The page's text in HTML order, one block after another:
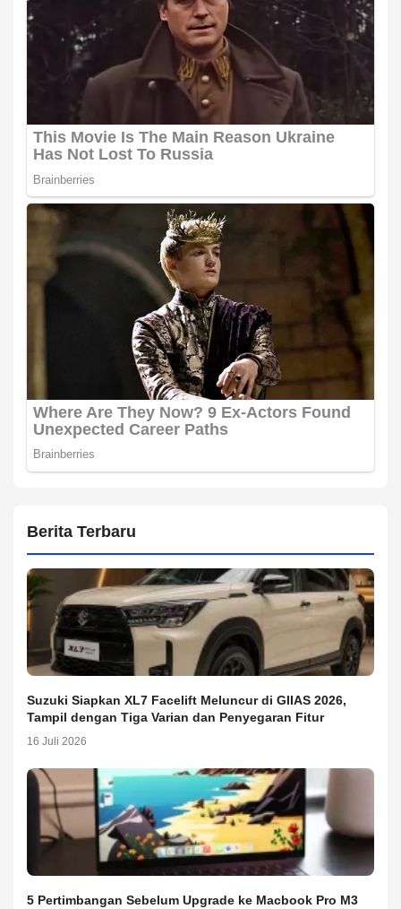
Berita Terbaru
Suzuki Siapkan XL7 Facelift Meluncur di GIIAS 2026,
Tampil dengan Tiga Varian dan Penyegaran Fitur
16 Juli 2026
5 Pertimbangan Sebelum Upgrade ke Macbook Pro M3